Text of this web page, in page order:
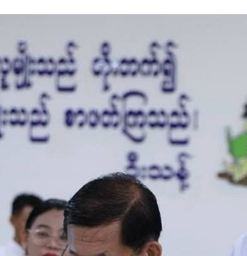
သည်လမ်းရှိ အမျိုးသားစာကြည့်တို
းက အမျိုးသားစာကြည့်တိုက်(ရန်ကု
ပ်ငှားရမ်းဝန်ဆောင်မှုများ၊ ကလေး
ရှင်းလင်းတင်ပြသည်။
း ဖွင့်လှစ်ပို့ချနေမှု၊ စာကြည့်တိုက်ပညာ
ျားနှင့် အဖွဲ့အစည်းများနှင့် ဆက်သွယ်
မတက စာကြည့်တိုက်ပညာပြန့်ပွားရေး
ရေးကို အထောက်အကူပြုစေရန် ရည်ရွယ်
း ဖြည့်ဆည်းပေးလျက်ရှိကြောင်း ပြ
ါးနေဆဲဖြစ်သဖြင့် လူငယ်လူရွယ်မျာ
းကားလာရေးအတွက် စည်းရုံးပညာ